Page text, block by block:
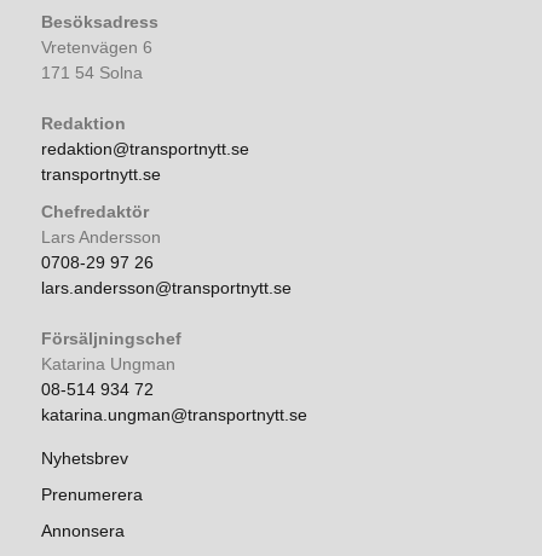
Besöksadress
Vretenvägen 6
171 54 Solna
Redaktion
redaktion@transportnytt.se
transportnytt.se
Chefredaktör
Lars Andersson
0708-29 97 26
lars.andersson@transportnytt.se
Försäljningschef
Katarina Ungman
08-514 934 72
katarina.ungman@transportnytt.se
Nyhetsbrev
Prenumerera
Annonsera